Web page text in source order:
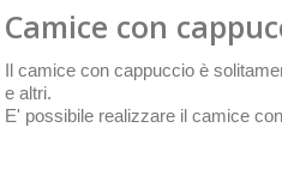
Camice con
Il camice con cappuccio è
e altri.
E' possibile realizzare il camice